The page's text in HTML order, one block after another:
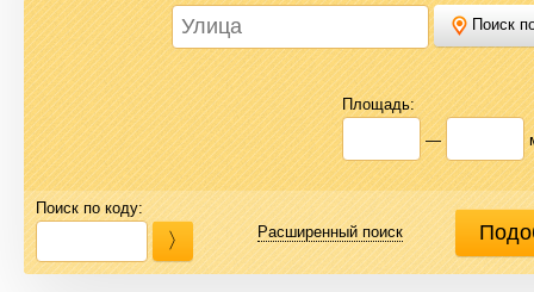
Поиск
Площадь:
—
Поиск по коду:
Расширенный поиск